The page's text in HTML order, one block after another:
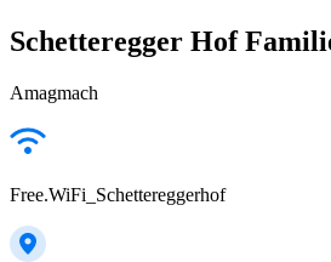
Schetteregger Hof
Amagmach
Free.WiFi_Schettereggerhof